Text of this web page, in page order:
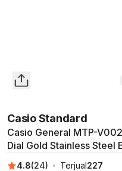
Casio Standard
Casio General MTP-
Dial Gold Stainless Steel
4.8(24) Terjual227